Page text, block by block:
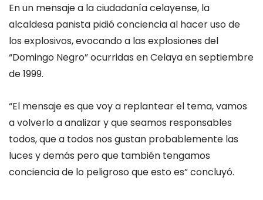
En un mensaje a la ciudadanía celayense, la
alcaldesa panista pidió conciencia al hacer uso de
los explosivos, evocando a las explosiones del
“Domingo Negro” ocurridas en Celaya en septiembre
de 1999.
“El mensaje es que voy a replantear el tema, vamos
a volverlo a analizar y que seamos responsables
todos, que a todos nos gustan probablemente las
luces y demás pero que también tengamos
conciencia de lo peligroso que esto es” concluyó.